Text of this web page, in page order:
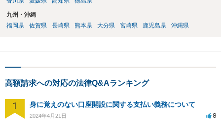
九州・沖縄
福岡県
佐賀県 長崎県 熊本県 大分県 宮崎県 鹿児島県 沖縄県
高額請求への対応の法律Q&Aランキング
1 身に覚えのない口座開設に関する支払い義務について
2024年4月21日 8